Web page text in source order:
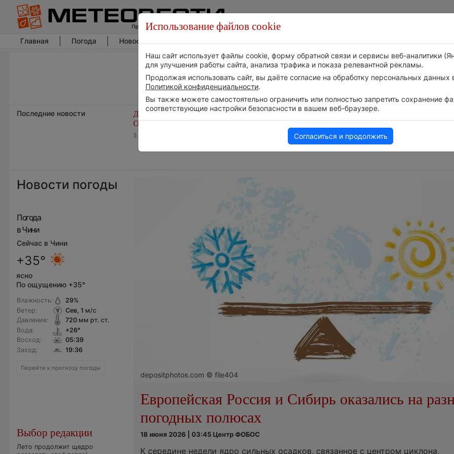
Главная Погода Новости погоды
Последние новости
Дневная температура воздуха в
ОАЭ превысила +51°
5 августа 2026 | 17:20
Следите за развитием
событий в нашем
Телеграм-канале
в течение месяца
5 августа 2026 | 16:41
Новости погоды
Погода
в Чини
Сейчас в Чини
+35°
ясно
По ощущению +35°
Влажность:
Ветер:
Давление:
Вода:
Восход:
Заход:
29%
Сев, 1 м/с
720мм рт. ст.
+26°
05:39
19:36
Перейти к прогнозу погоды
Выбор редакции
Лето продолжит щедро
depositphotos.com © file404
Европейская Россия и Сибирь оказались на
погодных полюсах
18 июня 2026 | 03:45 Центр ФОБОС
К середине недели ядро сильных осадков, связанное с центром циклона,
Использование файлов cookie
Наш сайт использует файлы cookie, форму обратной связи и сервисы веб-аналитики
для улучшения работы сайта, анализа трафика и показа релевантной рекламы.
Продолжая использовать сайт, вы даёте согласие на обработку персональных данных
Политикой конфиденциальности.
Вы также можете самостоятельно ограничить или полностью запретить сохранение
соответствующие настройки безопасности в вашем веб-браузере.
Согласиться и продолжить